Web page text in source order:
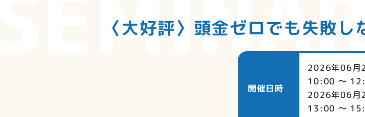
〈大好評〉頭金ゼロでも失敗
開催日時
2026年06月
10:00 〜
2026年06月
13:00 〜